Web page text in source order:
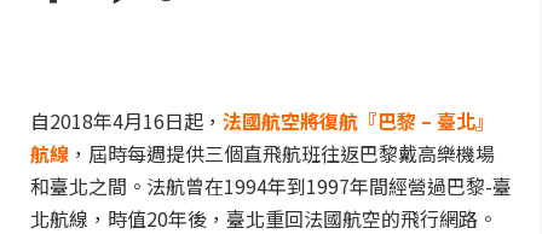
自2018年4月16日起， 法國航空將復航『巴黎 – 臺北』
航線 ，屆時每週提供三個直飛航班往返巴黎戴高樂機場
和臺北之間。法航曾在1994年到1997年間經營過巴黎-臺
北航線，時值20年後，臺北重回法國航空的飛行網路。